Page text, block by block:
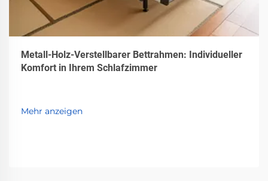
Metall-Holz-Verstellbarer Bettrahmen: Individueller
Komfort in Ihrem Schlafzimmer
Mehr anzeigen